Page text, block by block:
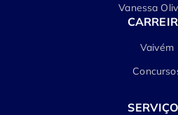
Vanessa
Vaivém